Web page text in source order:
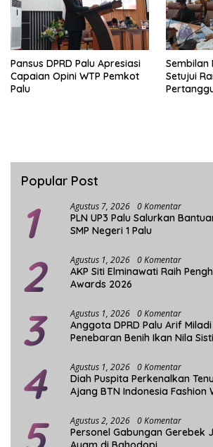
Pansus DPRD Palu Apresiasi
Capaian Opini WTP Pemkot
Palu
Sembilan
Setujui
Popular Post
1 Agustus 7, 2026 0 Komentar
PLN UP3 Palu Salurkan
SMP Negeri 1 Palu
2 Agustus 1, 2026 0 Komentar
AKP Siti Elminawati Raih
Awards 2026
3 Agustus 1, 2026 0 Komentar
Anggota DPRD Palu Arif
Penebaran Benih Ikan Nila
4 Agustus 1, 2026 0 Komentar
Diah Puspita Perkenalkan
Ajang BTN Indonesia Fashion
Agustus 2, 2026 0 Komentar
Personel Gabungan Gerebek